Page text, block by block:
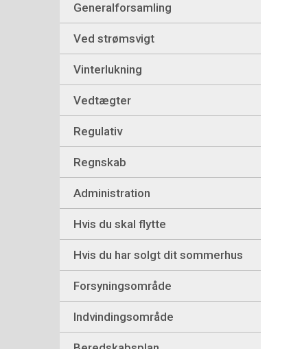
Generalforsamling
Ved strømsvigt
Vinterlukning
Vedtægter
Regulativ
Regnskab
Administration
Hvis du skal flytte
Hvis du har solgt dit sommerhus
Forsyningsområde
Indvindingsområde